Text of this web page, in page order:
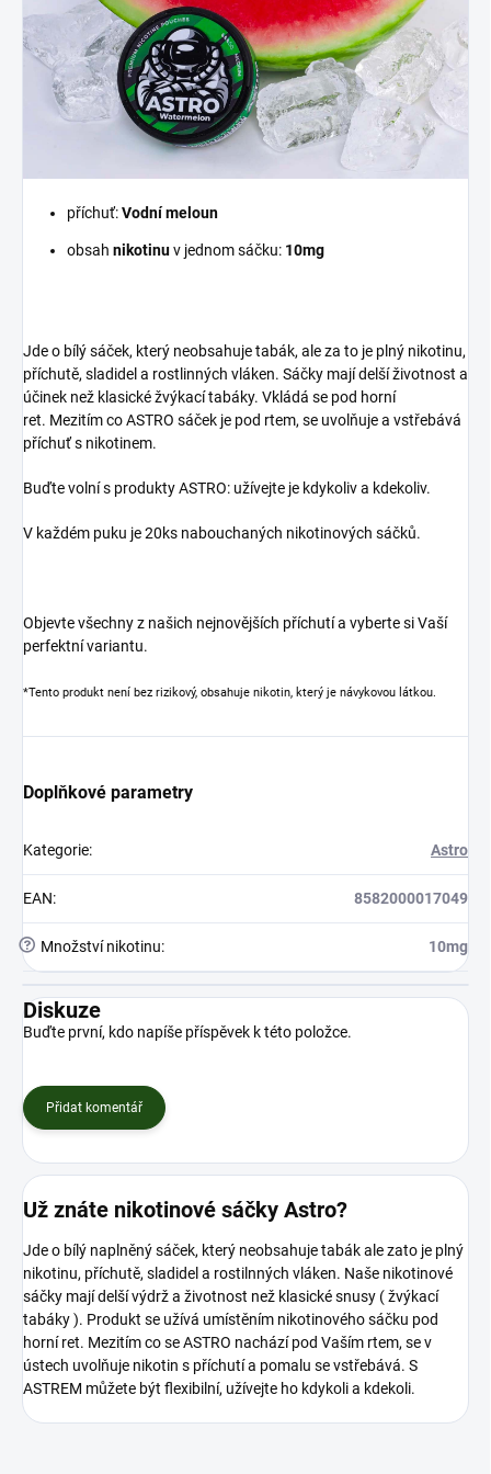
příchuť:Vodní meloun
obsah nikotinuv jednom sáčku: 10mg
Jde o bílý sáček, který neobsahuje tabák, ale za to je plný nikotinu,
příchutě, sladidel a rostlinných vláken. Sáčky mají delší životnost a
účinek než klasické žvýkací tabáky. Vkládá se pod horní
ret. Mezitím co ASTRO sáček je pod rtem, se uvolňuje a vstřebává
příchuť s nikotinem.
Buďte volní s produkty ASTRO: užívejte je kdykoliv a kdekoliv.
V každém puku je 20ks nabouchaných nikotinových sáčků.
Objevte všechny z našich nejnovějších příchutí a vyberte si Vaší
perfektní variantu.
*Tento produkt není bez rizikový, obsahuje nikotin, který je návykovou látkou.
Doplňkové parametry
Kategorie: Astro
EAN: 8582000017049
? Množství nikotinu: 10mg
Diskuze
Buďte první, kdo napíše příspěvek k této položce.
Přidat komentář
Už znáte nikotinové sáčky Astro?
Jde o bílý naplněný sáček, který neobsahuje tabák ale zato je plný
nikotinu, příchutě, sladidel a rostilnných vláken. Naše nikotinové
sáčky mají delší výdrž a životnost než klasické snusy ( žvýkací
tabáky ). Produkt se užívá umístěním nikotinového sáčku pod
horní ret. Mezitím co se ASTRO nachází pod Vaším rtem, se v
ústech uvolňuje nikotin s příchutí a pomalu se vstřebává. S
ASTREM můžete být flexibilní, užívejte ho kdykoli a kdekoli.